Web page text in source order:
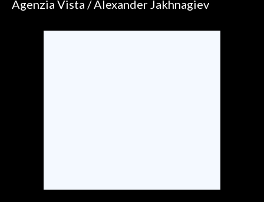
GOSSIP
Agenzia Vista / Alexander Jakhnagiev